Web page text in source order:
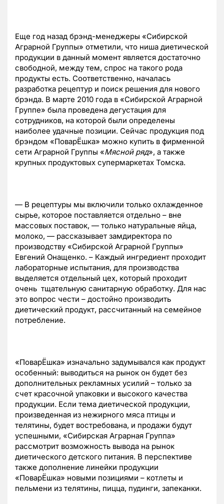
Еще год назад брэнд-менеджеры «Сибирской
Аграрной Группы» отметили, что ниша диетической
продукции в данный момент является достаточно
свободной, между тем, спрос на такого рода
продукты есть. Соответственно, началась
разработка рецептур и поиск решения для нового
брэнда. В марте 2010 года в «Сибирской Аграрной
Группе» была проведена дегустация для
сотрудников, на которой были определены
наиболее удачные позиции. Сейчас продукция под
брэндом «ПоварЁшка» можно купить в фирменной
сети Аграрной Группы «Мясной ряд», а также
крупных продуктовых супермаркетах Томска.
— В рецептуры мы включили только охлажденное
сырье, которое поставляется отдельно – вне
массовых поставок, — только натуральные яйца,
молоко, — рассказывает замдиректора по
производству «Сибирской Аграрной Группы»
Евгений Онащенко. – Каждый ингредиент проходит
лабораторные испытания, для производства
выделяется отдельный цех, который проходит
очень тщательную санитарную обработку. Для нас
это вопрос чести – достойно производить
диетический продукт, рассчитанный на семейное
потребление.
«ПоварЁшка» изначально задумывался как продукт
особенный: выводиться на рынок он будет без
дополнительных рекламных усилий – только за
счет красочной упаковки и высокого качества
продукции. Если тема диетической продукции,
произведенная из нежирного мяса птицы и
телятины, будет востребована, и продажи будут
успешными, «Сибирская Аграрная Группа»
рассмотрит возможность вывода на рынок
диетического детского питания. В перспективе
также дополнение линейки продукции
«ПоварЁшка» новыми позициями – котлеты и
пельмени из телятины, пицца, пудинги, запеканки.